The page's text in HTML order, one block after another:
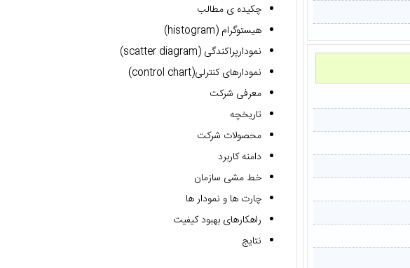
چکیده ی مطالب
هیستوگرام (histogram)
نمودارپراکندگی (scatter diagram)
نمودارهای کنترلی(control chart)
معرفی شرکت
تاریخچه
محصولات شرکت
دامنه کاربرد
خط مشی سازمان
چارت ها و نمودار ها
راهکارهای بهبود کیفیت
نتایج